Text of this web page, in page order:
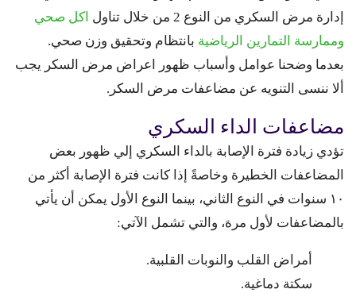
إدارة مرض السكري من النوع 2 من خلال تناول
اكل صحي
وممارسة التمارين الرياضية بانتظام وتحقيق وزن صحي.
بعدما وضحنا عوامل وأسباب ظهور اعراض مرض السكر يجب
ألا ننسى التنويه عن مضاعفات مرض السكر.
مضاعفات الداء السكري
تؤدي زيادة فترة الإصابة بالداء السكري إلي ظهور بعض
المضاعفات الخطيرة وخاصةً إذا كانت فترة الإصابة أكثر من
١٠ سنوات في النوع الثاني، بينما النوع الأول يمكن أن يأتي
بالمضاعفات لأول مرة، والتي تشمل الآتي:
أمراض القلب والنوبات القلبية.
سكتة دماغية.